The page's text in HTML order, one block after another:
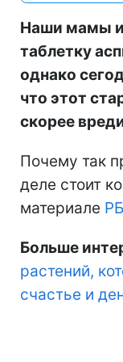
Наши мамы и
таблетку
однако
что этот
скорее
Почему так
деле стоит
материале
Больше
растений,
счастье и